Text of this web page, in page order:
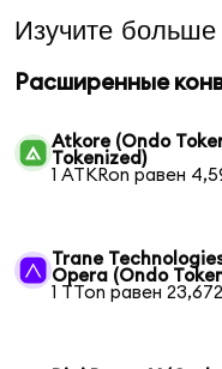
Изучите больше
Расширенные
Atkore (Ondo
Tokenized)
1 ATKRon равен
Trane
Opera (Ondo
1 TTon равен